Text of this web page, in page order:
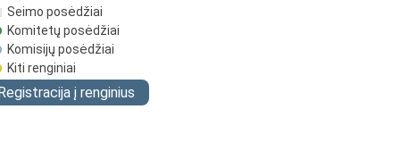
Seimo posėdžiai
Komitetų posėdžiai
Komisijų posėdžiai
Kiti renginiai
į renginius